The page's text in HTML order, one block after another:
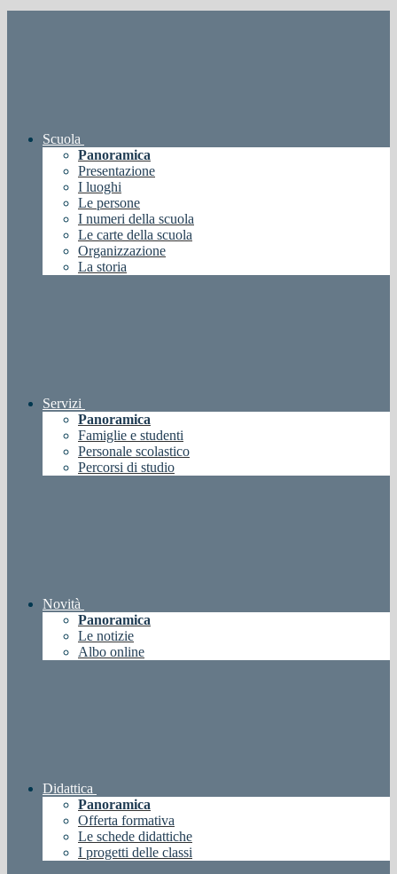
Scuola
Panoramica
Presentazione
I luoghi
Le persone
I numeri della scuola
Le carte della scuola
Organizzazione
La storia
Servizi
Panoramica
Famiglie e studenti
Personale scolastico
Percorsi di studio
Novità
Panoramica
Le notizie
Albo online
Didattica
Panoramica
Offerta formativa
Le schede didattiche
I progetti delle classi